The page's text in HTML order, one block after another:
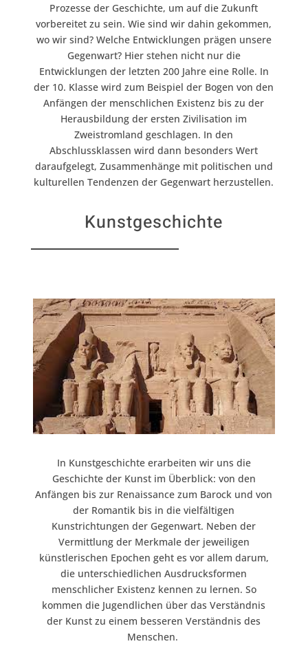
Prozesse der Geschichte, um auf die Zukunft
vorbereitet zu sein. Wie sind wir dahin gekommen,
wo wir sind? Welche Entwicklungen prägen unsere
Gegenwart? Hier stehen nicht nur die
Entwicklungen der letzten 200 Jahre eine Rolle. In
der 10. Klasse wird zum Beispiel der Bogen von den
Anfängen der menschlichen Existenz bis zu der
Herausbildung der ersten Zivilisation im
Zweistromland geschlagen. In den
Abschlussklassen wird dann besonders Wert
daraufgelegt, Zusammenhänge mit politischen und
kulturellen Tendenzen der Gegenwart herzustellen.
Kunstgeschichte
In Kunstgeschichte erarbeiten wir uns die
Geschichte der Kunst im Überblick: von den
Anfängen bis zur Renaissance zum Barock und von
der Romantik bis in die vielfältigen
Kunstrichtungen der Gegenwart. Neben der
Vermittlung der Merkmale der jeweiligen
künstlerischen Epochen geht es vor allem darum,
die unterschiedlichen Ausdrucksformen
menschlicher Existenz kennen zu lernen. So
kommen die Jugendlichen über das Verständnis
der Kunst zu einem besseren Verständnis des
Menschen.